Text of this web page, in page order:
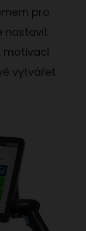
pro
nastavit
motivaci
vytvářet